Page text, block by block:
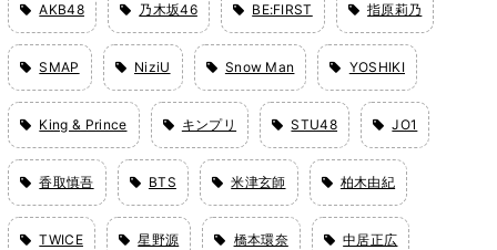
AKB48 乃木坂46 BE:FIRST 指原莉乃
SMAP NiziU Snow Man YOSHIKI
King & Prince キンプリ STU48 JO1
香取慎吾 BTS 米津玄師 柏木由紀
TWICE 星野源 橋本環奈 中居正広